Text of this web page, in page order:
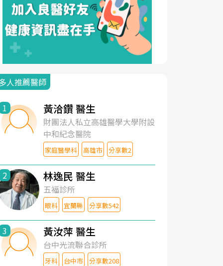
人推薦醫師
1 黃洽鑽 醫生
財團法人私立高雄醫學大學附設
中和紀念醫院
家庭醫學科 高雄市 分享數2
2 林逸民 醫生
五福診所
眼科 宜蘭縣 分享數542
3 黃汝萍 醫生
台中光流聯合診所
牙科 台中市 分享數208